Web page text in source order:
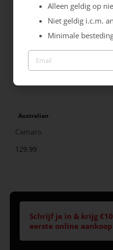
Australian
Camaro
129.99
Schrijf je in & krijg
eerste online
Alleen geldig op
Niet geldig i.c.m.
Minimale